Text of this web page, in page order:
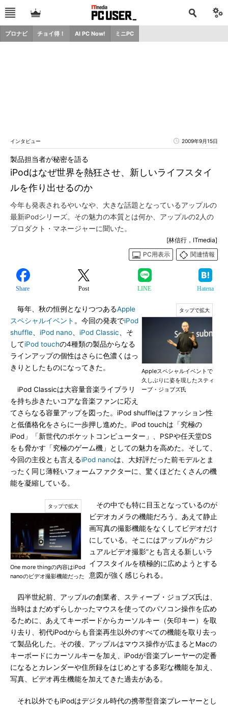
プロナビ チョイ得！ AI PC Now! ミニPC
インタビュー 2009年9月15日
iPodはなぜ世界を熱狂させ、新しいライフスタイ
ルを作り出せるのか
製品担当者が秘密を語る
今年も発表されるやいなや、大きな話題となっているアップルの
最新iPodシリーズ。その魅力の本質とは何か、アップルの2人の
プロダクト・マネージャーに聞いた。
[林信行，ITmedia]
PC用表示
関連情報
Share Post LINE Hatena
Appleスペシャルイベントで
久しぶりに姿を現したスティ
ーブ・ジョブズ氏
毎年、秋の恒例となりつつあるApple
スペシャルイベント 。今回の発表でiPod
shuffle
iPod nano iPod Classic 、そ
してiPod touchの4種類の製品からなる
ラインアップの個性はさらに色濃くはっ
きりとしたものになってきた。
iPod Classicは大容量音楽ライブラリ
を持ち歩きたいコアな音楽ファンに応え
てさらなる容量アップを図った。iPod shuffleはファッション性
と低価格化をさらに一歩押し進めた。iPod touchは「究極の
iPod」「新世代のポケットコンピューター」、PSPや任天堂DS
をも脅かす「究極のゲーム機」としての魅力を高めた。そして、
今回の主役とも言えるiPod nanoは、大好評だった前モデルとま
ったく同じ薄軽いフォームファクターに、驚くほどたくさんの機
能を凝縮している。
One more thingの内容はiPod
nanoのビデオ撮影機能だった
その中でも特に目玉となっているのが
ビデオカメラの機能だろう。あえて静止
画写真の撮影機能をなくしてビデオだけ
にしている。そこにはアップルが“カジ
ュアルビデオ撮影”とも言える新しいラ
イフスタイルを積極的に広めようとする
意図が強く感じられる。
四半世紀前、アップルの創業者、スティーブ・ジョブズ氏は、
当時はまだめずらしかったマウスを使ってのパソコン操作を広め
るために、あえてキーボードからカーソルキー（矢印キー）を取
り去り、初代iPodからも音楽再生以外のすべての機能を取り去っ
て製品化した。その後、アップルはマウス操作が広まるとMacの
キーボードにカーソルキーを加え、iPodが音楽プレーヤーの定番
になるとカレンダーや住所録をはじめとする多彩な機能を加え、
写真、ビデオ再生機能を加えてきた過去がある。
それ以外でもiPodはデジタル時代の携帯型音楽プレーヤーとし